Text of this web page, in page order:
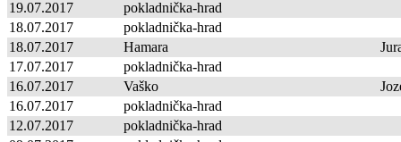
19.07.2017
pokladnička-hrad
18.07.2017
pokladnička-hrad
18.07.2017
Hamara
17.07.2017
pokladnička-hrad
16.07.2017
Vaško
16.07.2017
pokladnička-hrad
12.07.2017
pokladnička-hrad